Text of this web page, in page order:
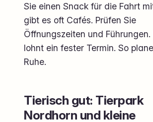
Sie einen Snack für die Fahrt
gibt es oft Cafés. Prüfen Sie
Öffnungszeiten und
lohnt ein fester Termin. So
Ruhe.
Tierisch gut: Tierpark
Nordhorn und kleine